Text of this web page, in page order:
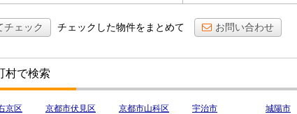
チェック チェックした物件をまとめて お問い合わせ
村で検索
京区 京都市伏見区 京都市山科区 宇治市 城陽市